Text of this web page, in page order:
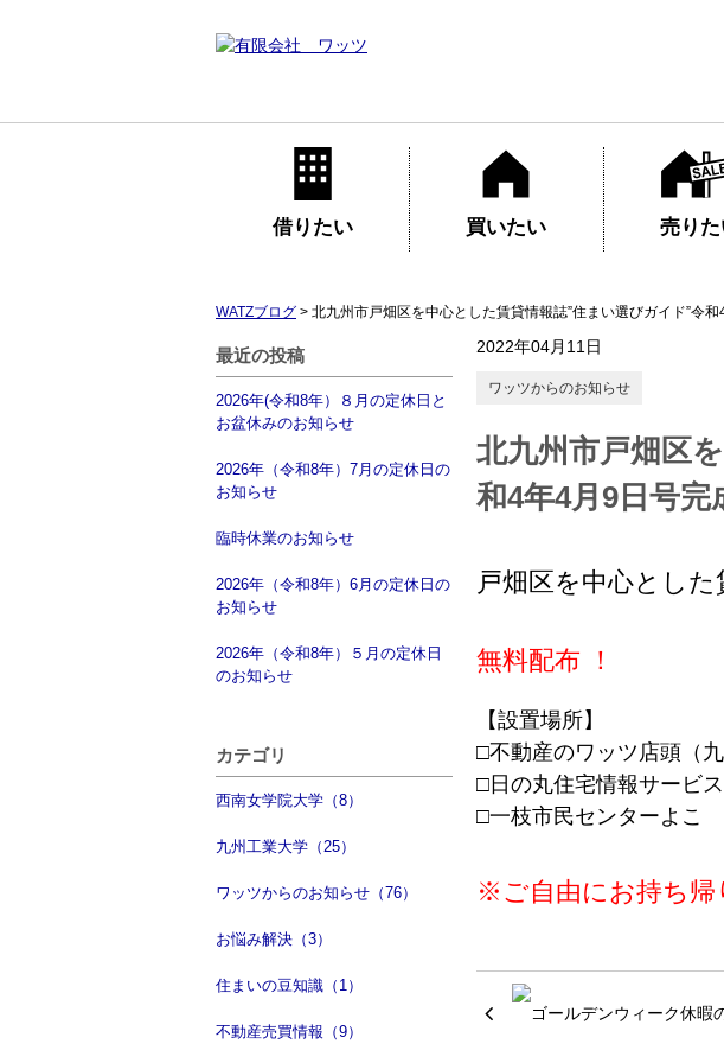
借りたい 買いたい 売り
WATZブログ > 北九州市戸畑区を中心とした賃貸情報誌”住まい選びガイド”令和
最近の投稿
2026年(令和8年）８月の定休日と
お盆休みのお知らせ
2026年（令和8年）7月の定休日の
お知らせ
臨時休業のお知らせ
2026年（令和8年）6月の定休日の
お知らせ
2026年（令和8年）５月の定休日
のお知らせ
カテゴリ
西南女学院大学（8）
九州工業大学（25）
ワッツからのお知らせ（76）
お悩み解決（3）
住まいの豆知識（1）
不動産売買情報（9）
2022年04月11日
ワッツからのお知らせ
北九州市戸畑区
和4年4月9日号完
戸畑区を中心とし
無料配布 ！
【設置場所】
□不動産のワッツ店頭（
□日の丸住宅情報サービ
□一枝市民センターよこ
※ご自由にお持ち帰